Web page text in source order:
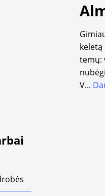
temų:
V...